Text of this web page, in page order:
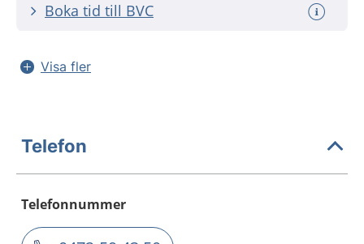
Boka tid till BVC
Visa fler
Telefon
Telefonnummer